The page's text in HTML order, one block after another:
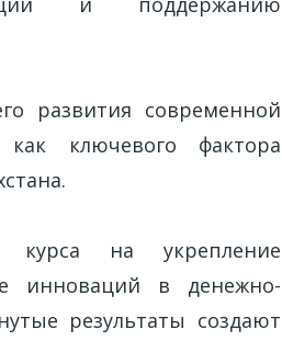
развития современной
ключевого фактора
курса на укрепление
инноваций в денежно-
результаты создают